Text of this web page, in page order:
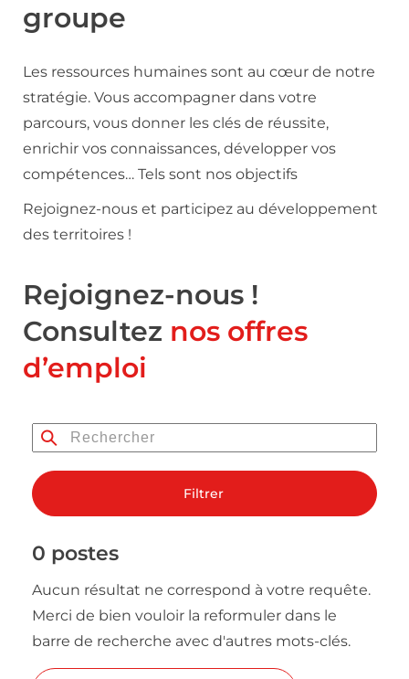
groupe
Les ressources humaines sont au cœur de notre
stratégie. Vous accompagner dans votre
parcours, vous donner les clés de réussite,
enrichir vos connaissances, développer vos
compétences… Tels sont nos objectifs
Rejoignez-nous et participez au développement
des territoires !
Rejoignez-nous !
Consultez nos offres
d’emploi
Filtrer
0 postes
Aucun résultat ne correspond à votre requête.
Merci de bien vouloir la reformuler dans le
barre de recherche avec d'autres mots-clés.